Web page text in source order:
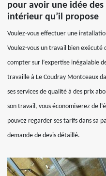
pour avoir une idée
intérieur qu’il propose
Voulez-vous effectuer une
Voulez-vous un travail bien exécuté
compter sur l’expertise inégalable
travaille à Le Coudray Montceaux
ses services de qualité à des prix
son travail, vous économiserez de
pouvez regarder ses tarifs dans sa
demande de devis détaillé.